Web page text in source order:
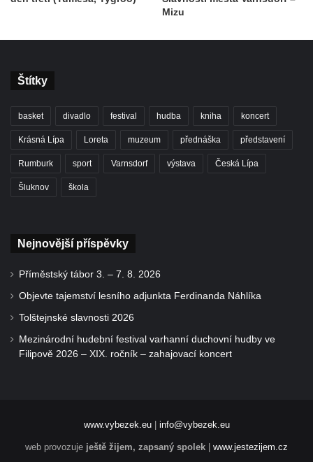
Mizu
Štítky
basket divadlo festival hudba kniha koncert
Krásná Lípa Loreta muzeum přednáška představení
Rumburk sport Varnsdorf výstava Česká Lípa
Šluknov škola
Nejnovější příspěvky
Příměstský tábor 3. – 7. 8. 2026
Objevte tajemství lesního adjunkta Ferdinanda Náhlíka
Tolštejnské slavnosti 2026
Mezinárodní hudební festival varhanní duchovní hudby ve
Filipově 2026 – XIX. ročník – zahajovací koncert
www.vybezek.eu| info@vybezek.eu
web provozuje ještě žijem, zapsaný spolek www.jestezijem.cz